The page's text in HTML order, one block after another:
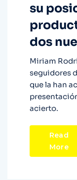
su
dos
Miriam
seguidores
que la han
acierto.
Read
More